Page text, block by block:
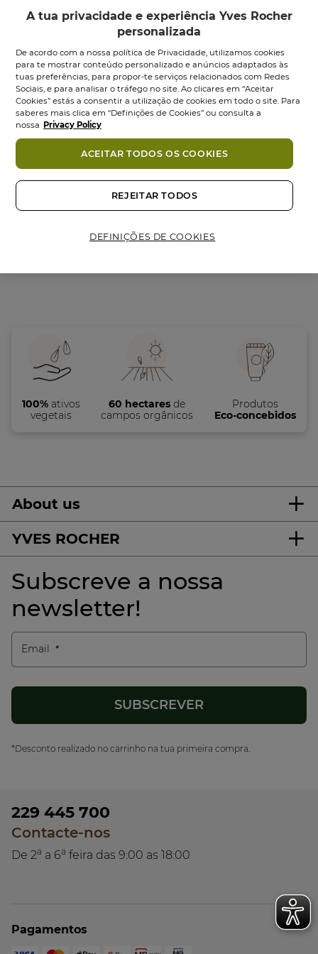
Volume Champô
Texturizante
Volume...
Frasco 300 ml
0.0 (0)
Texturizante...
Frasco 200 ml
0.0 (0)
0.0
em
56,95 €
100%ativos
vegetais
60 hectares de
campos orgânicos
Produtos
Eco-concebidos
About us
YVES ROCHER
Subscreve a nossa
newsletter!
Email
*Desconto realizado no carrinho na tua primeira compra.
229 445 700
Contacte-nos
De 2a a 6a feira das 9:00 as 18:00
Pagamentos
A tua privacidade e experiência Yves Rocher
personalizada
De acordo com a nossa política de Privacidade, utilizamos cookies
para te mostrar conteúdo personalizado e anúncios adaptados às
tuas preferências, para propor-te serviços relacionados com Redes
Sociais, e para analisar o tráfego no site. Ao clicares em “Aceitar
Cookies” estás a consentir a utilização de cookies em todo o site. Para
saberes mais clica em “Definições de Cookies” ou consulta a
nossa Privacy Policy
DEFINIÇÕES DE COOKIES
REJEITAR TODOS
ACEITAR TODOS OS COOKIES